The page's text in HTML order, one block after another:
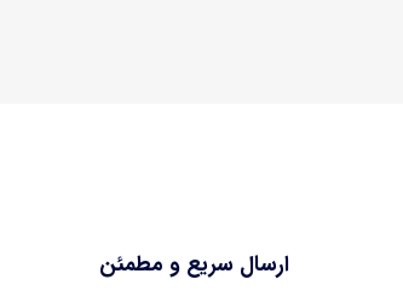
ارسال سریع و مطمئن